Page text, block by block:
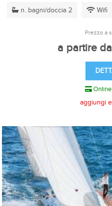
n. bagni/doccia 2 Wifi
Prezzo a
a partire
aggiungi